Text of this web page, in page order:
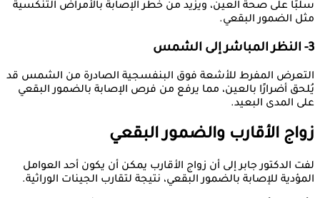
سلبًا على صحة العين، ويزيد من خطر الإصابة بالأمراض التنكسية
مثل الضمور البقعي.
3- النظر المباشر إلى الشمس
التعرض المفرط للأشعة فوق البنفسجية الصادرة من الشمس قد
يُلحق أضرارًا بالعين، مما يرفع من فرص الإصابة بالضمور البقعي
على المدى البعيد.
زواج الأقارب والضمور البقعي
لفت الدكتور جابر إلى أن زواج الأقارب يمكن أن يكون أحد العوامل
المؤدية للإصابة بالضمور البقعي، نتيجة لتقارب الجينات الوراثية.